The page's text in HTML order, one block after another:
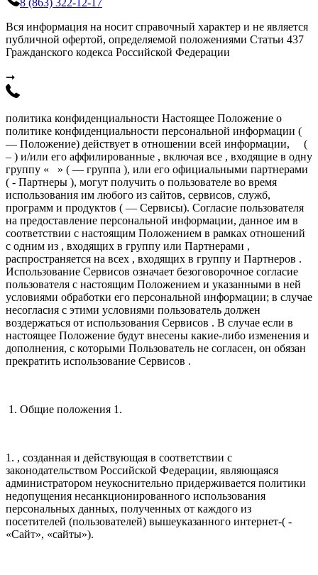
Вся информация на носит справочный характер и не является
публичной офертой, определяемой положениями Статьи 437
Гражданского кодекса Российской Федерации
➞
политика конфиденциальности Настоящее Положение о
политике конфиденциальности персональной информации (
— Положение) действует в отношении всей информации, (
– ) и/или его аффилированные , включая все , входящие в одну
группу « » ( — группа ), или его официальными партнерами
( - Партнеры ), могут получить о пользователе во время
использования им любого из сайтов, сервисов, служб,
программ и продуктов ( — Сервисы). Согласие пользователя
на предоставление персональной информации, данное им в
соответствии с настоящим Положением в рамках отношений
с одним из , входящих в группу или Партнерами ,
распространяется на всех , входящих в группу и Партнеров .
Использование Сервисов означает безоговорочное согласие
пользователя с настоящим Положением и указанными в ней
условиями обработки его персональной информации; в случае
несогласия с этими условиями пользователь должен
воздержаться от использования Сервисов . В случае если в
настоящее Положение будут внесены какие-либо изменения и
дополнения, с которыми Пользователь не согласен, он обязан
прекратить использование Сервисов .
1. Общие положения 1.
1. , созданная и действующая в соответствии с
законодательством Российской Федерации, являющаяся
администратором неукоснительно придерживается политики
недопущения несанкционированного использования
персональных данных, полученных от каждого из
посетителей (пользователей) вышеуказанного интернет-( -
«Сайт», «сайты»).